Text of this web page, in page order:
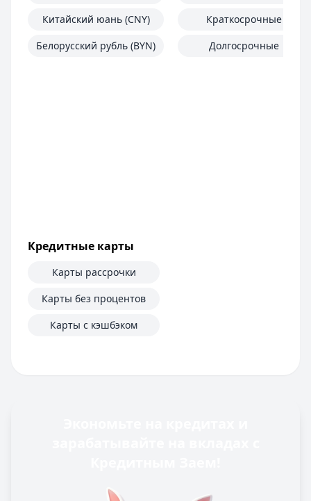
Китайский юань (CNY)
Белорусский рубль (BYN)
Краткосрочные
Долгосрочные
Кредитные карты
Карты рассрочки
Карты без процентов
Карты с кэшбэком